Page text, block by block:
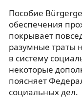
Пособие
обеспечения
покрывает
разумные траты
в систему
некоторые
поясняет
социальных дел.